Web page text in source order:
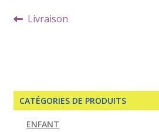
Navigation
Article
Livraison
CATÉGORIES DE PRODUITS
ENFANT